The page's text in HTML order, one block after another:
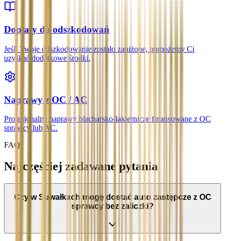
Dopłaty do odszkodowań
Jeśli Twoje odszkodowanie zostało zaniżone, pomożemy Ci
uzyskać dodatkowe środki.
Naprawy z OC / AC
Profesjonalne naprawy blacharsko-lakiernicze finansowane z OC
sprawcy lub AC.
FAQ
Najczęściej zadawane pytania
Czy w Suwałkach mogę dostać auto zastępcze z OC
sprawcy bez zaliczki?